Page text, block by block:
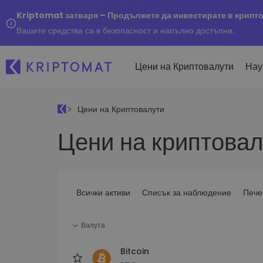
Kriptomat затваря – Продължете да инвестирате в
Вашите средства са в безопасност и напълно достъпни.
Цени на Криптовалути
Всички цени
Над 300+ криптовалути
инвестиране
Купуване и
криптовалута
Над 1 000 опции за
Цени на Криптовалути
Цени на
Всички активи Списък за наблюдение
Валута
Bitcoin